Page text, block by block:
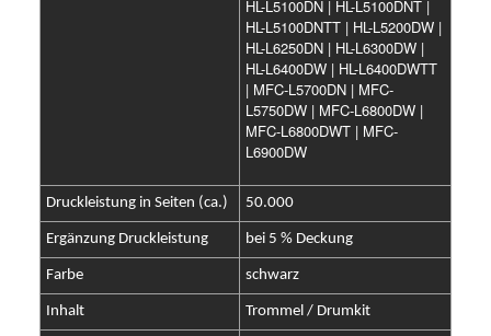
HL-L5100DN | HL-L5100DNT |
HL-L5100DNTT | HL-L5200DW |
HL-L6250DN | HL-L6300DW |
HL-L6400DW | HL-L6400DWTT
| MFC-L5700DN | MFC-
L5750DW | MFC-L6800DW |
MFC-L6800DWT | MFC-
L6900DW
Druckleistung in Seiten (ca.) 50.000
Ergänzung Druckleistung bei 5 % Deckung
Farbe schwarz
Inhalt Trommel / Drumkit